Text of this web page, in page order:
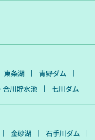
東条湖
青野ダム
合川貯水池 七川ダム
金砂湖
石手川ダム